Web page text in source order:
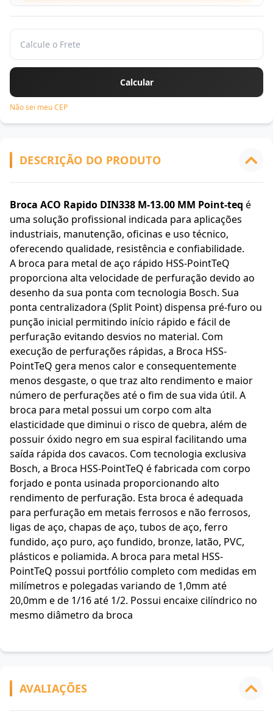
Não sei meu CEP
DESCRIÇÃO DO PRODUTO
Broca ACO Rapido DIN338 M-13.00 MM Point-teq é
uma solução profissional indicada para aplicações
industriais, manutenção, oficinas e uso técnico,
oferecendo qualidade, resistência e confiabilidade.
A broca para metal de aço rápido HSS-PointTeQ
proporciona alta velocidade de perfuração devido ao
desenho da sua ponta com tecnologia Bosch. Sua
ponta centralizadora (Split Point) dispensa pré-furo ou
punção inicial permitindo início rápido e fácil de
perfuração evitando desvios no material. Com
execução de perfurações rápidas, a Broca HSS-
PointTeQ gera menos calor e consequentemente
menos desgaste, o que traz alto rendimento e maior
número de perfurações até o fim de sua vida útil. A
broca para metal possui um corpo com alta
elasticidade que diminui o risco de quebra, além de
possuir óxido negro em sua espiral facilitando uma
saída rápida dos cavacos. Com tecnologia exclusiva
Bosch, a Broca HSS-PointTeQ é fabricada com corpo
forjado e ponta usinada proporcionando alto
rendimento de perfuração. Esta broca é adequada
para perfuração em metais ferrosos e não ferrosos,
ligas de aço, chapas de aço, tubos de aço, ferro
fundido, aço puro, aço fundido, bronze, latão, PVC,
plásticos e poliamida. A broca para metal HSS-
PointTeQ possui portfólio completo com medidas em
milímetros e polegadas variando de 1,0mm até
20,0mm e de 1/16 até 1/2. Possui encaixe cilíndrico no
mesmo diâmetro da broca
AVALIAÇÕES